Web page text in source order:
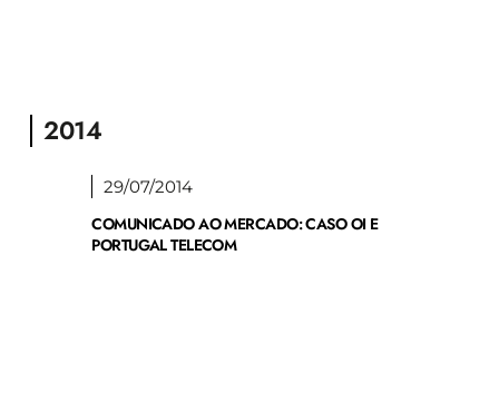
2014
29/07/2014
COMUNICADO AO MERCADO: CASO OI E
PORTUGAL TELECOM